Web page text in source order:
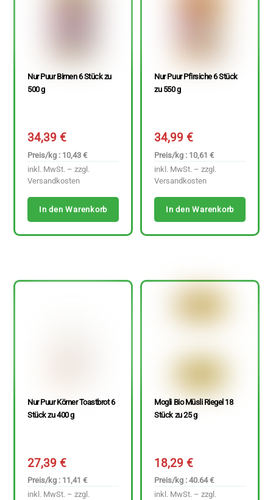
Nur Puur Birnen 6 Stück zu
500 g
34,39€
Preis/kg : 10,43 €
inkl. MwSt. – zzgl.
Versandkosten
In den Warenkorb
Nur Puur Pfirsiche 6 Stück
zu 550 g
34,99€
Preis/kg : 10,61 €
inkl. MwSt. – zzgl.
Versandkosten
In den Warenkorb
Nur Puur Körner Toastbrot 6
Stück zu 400 g
27,39€
Preis/kg : 11,41 €
inkl. MwSt. – zzgl.
Mogli Bio Müsli Riegel 18
Stück zu 25 g
18,29€
Preis/kg : 40.64 €
inkl. MwSt. – zzgl.